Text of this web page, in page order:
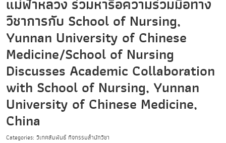
แม่ฟ้าหลวง ร่วมหารือความร่วมมือทาง
วิชาการกับ School of Nursing,
Yunnan University of Chinese
Medicine/School of Nursing
Discusses Academic Collaboration
with School of Nursing, Yunnan
University of Chinese Medicine,
China
Categories: วิเทศสัมพันธ์ กิจกรรมสำนักวิชา